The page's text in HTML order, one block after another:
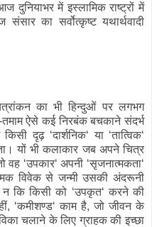
दुनियाभर में इस्लामिक राष्ट्रों में
का सर्वोत्कृष्ट यथार्थवादी
का भी हिन्दुओं पर लगभग
ऐसे कई निरबंक बचकाने संदर्भ
दृढ़ ‘दार्शनिक‘ या ‘तात्विक‘
यों भी कलाकार जब अपने चित्र
‘उपकार‘ अपनी ‘सृजनात्मकता‘
विवेक से जन्मी उसकी अंदरूनी
कि किसी को ‘उपकृत‘ करने की
‘कमीशण्ड‘ काम है, जो जीवन के
चलाने के लिए ग्राहक की इच्छा